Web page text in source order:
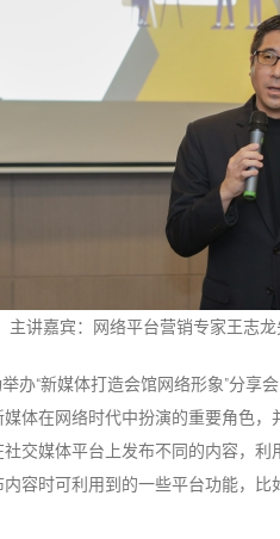
主讲嘉宾：网络平台营销专家王志龙
办“新媒体打造会馆网络形象”分享
体在网络时代中扮演的重要角色
交媒体平台上发布不同的内容，
容时可利用到的一些平台功能，